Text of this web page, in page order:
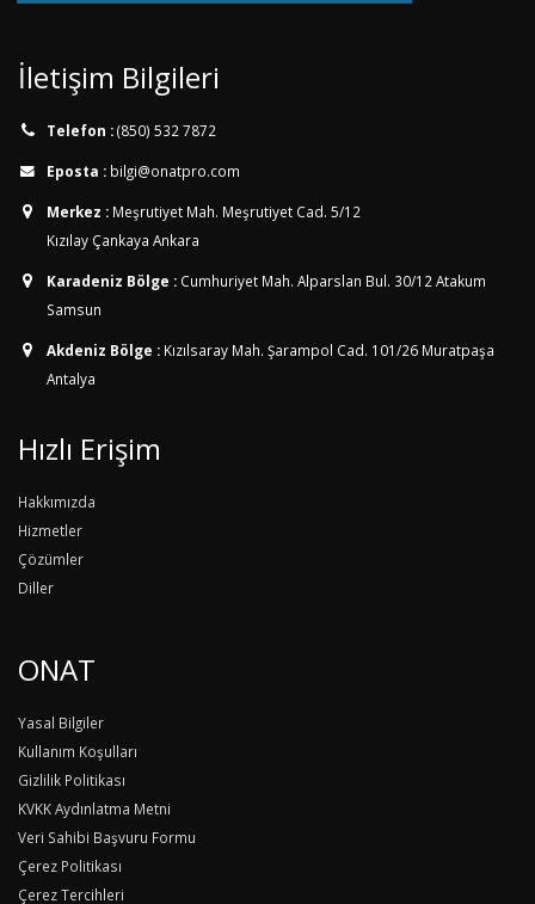
İletişim Bilgileri
Telefon :(850) 532 7872
Eposta : bilgi@onatpro.com
Merkez : Meşrutiyet Mah. Meşrutiyet Cad. 5/12
Kızılay Çankaya Ankara
Karadeniz Bölge : Cumhuriyet Mah. Alparslan Bul. 30/12 Atakum
Samsun
Akdeniz Bölge : Kızılsaray Mah. Şarampol Cad. 101/26 Muratpaşa
Antalya
Hızlı Erişim
Hakkımızda
Hizmetler
Çözümler
Diller
ONAT
Yasal Bilgiler
Kullanım Koşulları
Gizlilik Politikası
KVKK Aydınlatma Metni
Veri Sahibi Başvuru Formu
Çerez Politikası
Çerez Tercihleri